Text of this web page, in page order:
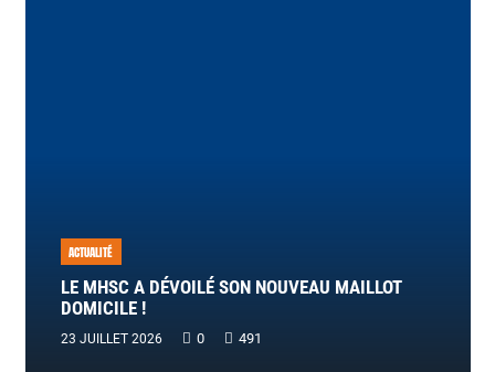
ACTUALITÉ
LE MHSC A DÉVOILÉ SON NOUVEAU MAILLOT
DOMICILE !
23 JUILLET 2026 0 491